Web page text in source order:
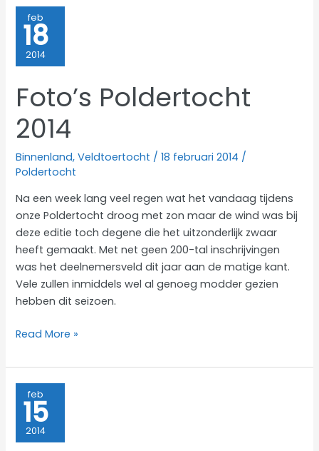
februari
tot
en
met
2014
feb
18
2014
Foto’s Poldertocht
2014
Binnenland,Veldtoertocht /18 februari 2014 /
Poldertocht
Na een week lang veel regen wat het vandaag tijdens
onze Poldertocht droog met zon maar de wind was bij
deze editie toch degene die het uitzonderlijk zwaar
heeft gemaakt. Met net geen 200-tal inschrijvingen
was het deelnemersveld dit jaar aan de matige kant.
Vele zullen inmiddels wel al genoeg modder gezien
hebben dit seizoen.
Foto’s
2014
Read More »
feb
15
2014